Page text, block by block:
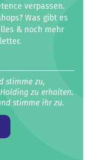
verpassen.
Was gibt es
& noch mehr
stimme zu,
zu erhalten.
stimme ihr zu.